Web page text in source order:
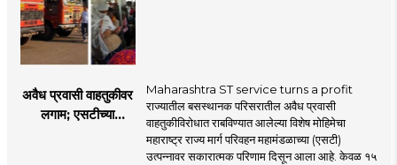
अवैध प्रवासी वाहतुकीवर
लगाम; एसटीच्या
Maharashtra ST service turns a profit
राज्यातील बसस्थानक परिसरातील अवैध प्रवासी
वाहतुकीविरोधात राबविण्यात आलेल्या विशेष मोहिमेचा
महाराष्ट्र राज्य मार्ग परिवहन महामंडळाच्या (एसटी)
उत्पन्नावर सकारात्मक परिणाम दिसून आला आहे. केवळ १५